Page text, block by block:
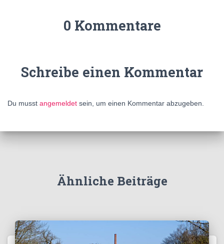
0 Kommentare
Schreibe einen Kommentar
Du musst angemeldet sein, um einen Kommentar abzugeben.
Ähnliche Beiträge